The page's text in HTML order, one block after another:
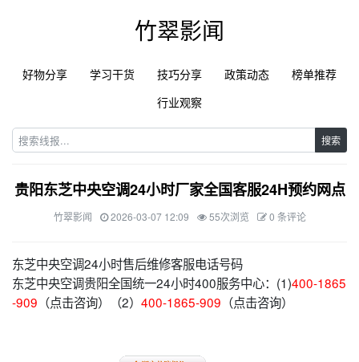
竹翠影闻
好物分享 学习干货 技巧分享 政策动态
榜单推荐
行业观察
搜索
贵阳东芝中央空调24小时厂家全国客服24H预约网点
竹翠影闻 2026-03-07 12:09 55次浏览 0 条评论
东芝中央空调24小时售后维修客服电话号码
东芝中央空调贵阳全国统一24小时400服务中心：(1)400-1865
-909 （点击咨询）（2） 400-1865-909 （点击咨询）